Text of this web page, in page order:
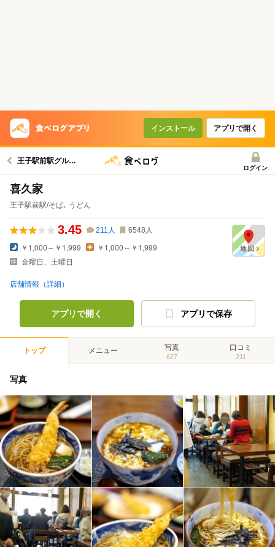
インストール アプリで開く
王子駅前駅グルメへ
ログイン
喜久家
王子駅前駅/そば､ うどん
3.45 211 人 6548 人
￥1,000～￥1,999
￥1,000～￥1,999
金曜日、土曜日
店舗情報（詳細）
アプリで開く アプリで保存
トップ メニュー 写真
627
口コミ
211
写真